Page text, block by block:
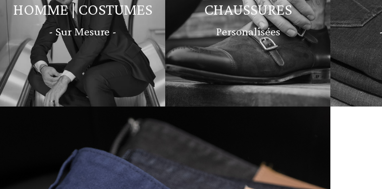
HOMME | COSTUMES
- Sur Mesure -
CHAUSSURES
Personalisées